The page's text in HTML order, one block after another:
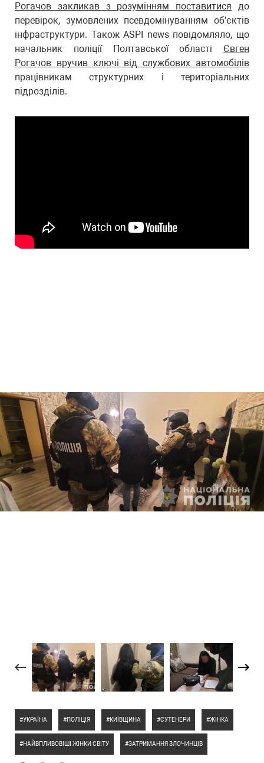
Рогачов закликав з розумінням поставитися до
перевірок, зумовлених псевдомінуванням об'єктів
інфраструктури. Також ASPI news повідомляло, що
начальник поліції Полтавської області Євген
Рогачов вручив ключі від службових автомобілів
працівникам структурних і територіальних
підрозділів.
УКРАЇНА ПОЛІЦІЯ КИЇВЩИНА СУТЕНЕРИ ЖІНКА
НАЙВПЛИВОВІШІ ЖІНКИ СВІТУ ЗАТРИМАННЯ ЗЛОЧИНЦІВ